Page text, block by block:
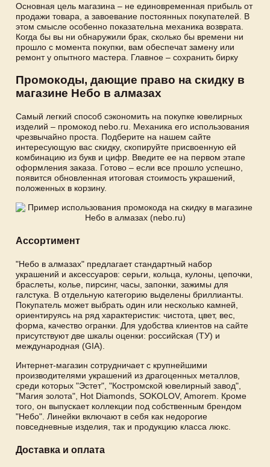
Основная цель магазина – не единовременная прибыль от
продажи товара, а завоевание постоянных покупателей. В
этом смысле особенно показательна механика возврата.
Когда бы вы ни обнаружили брак, сколько бы времени ни
прошло с момента покупки, вам обеспечат замену или
ремонт у опытного мастера. Главное – сохранить бирку
Промокоды, дающие право на скидку в
магазине Небо в алмазах
Самый легкий способ сэкономить на покупке ювелирных
изделий – промокод nebo.ru. Механика его использования
чрезвычайно проста. Подберите на нашем сайте
интересующую вас скидку, скопируйте присвоенную ей
комбинацию из букв и цифр. Введите ее на первом этапе
оформления заказа. Готово – если все прошло успешно,
появится обновленная итоговая стоимость украшений,
положенных в корзину.
Ассортимент
"Небо в алмазах" предлагает стандартный набор
украшений и аксессуаров: серьги, кольца, кулоны, цепочки,
браслеты, колье, пирсинг, часы, запонки, зажимы для
галстука. В отдельную категорию выделены бриллианты.
Покупатель может выбрать один или несколько камней,
ориентируясь на ряд характеристик: чистота, цвет, вес,
форма, качество огранки. Для удобства клиентов на сайте
присутствуют две шкалы оценки: российская (ТУ) и
международная (GIA).
Интернет-магазин сотрудничает с крупнейшими
производителями украшений из драгоценных металлов,
среди которых "Эстет", "Костромской ювелирный завод",
"Магия золота", Hot Diamonds, SOKOLOV, Amorem. Кроме
того, он выпускает коллекции под собственным брендом
"Небо". Линейки включают в себя как недорогие
повседневные изделия, так и продукцию класса люкс.
Доставка и оплата